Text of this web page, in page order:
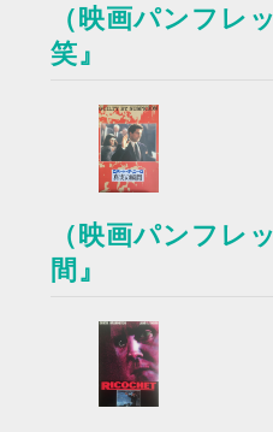
（映画パンフレ
笑』
（映画パンフレ
間』